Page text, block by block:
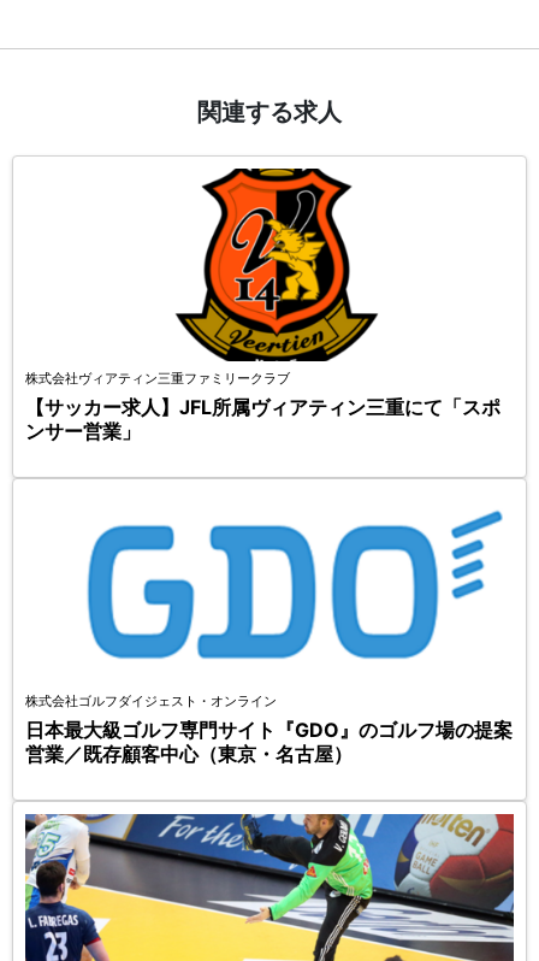
関連する求人
株式会社ヴィアティン三重ファミリークラブ
【サッカー求人】JFL所属ヴィアティン三重にて「スポ
ンサー営業」
株式会社ゴルフダイジェスト・オンライン
日本最大級ゴルフ専門サイト『GDO』のゴルフ場の提案
営業／既存顧客中心（東京・名古屋）